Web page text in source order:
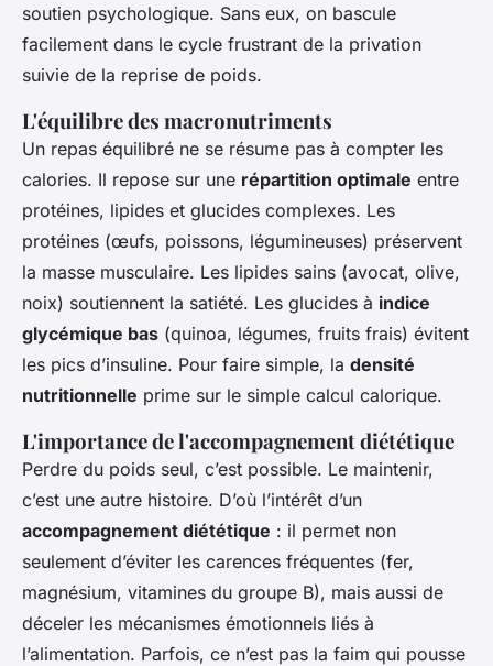
soutien psychologique. Sans eux, on bascule
facilement dans le cycle frustrant de la privation
suivie de la reprise de poids.
L'équilibre des macronutriments
Un repas équilibré ne se résume pas à compter les
calories. Il repose sur une répartition optimale entre
protéines, lipides et glucides complexes. Les
protéines (œufs, poissons, légumineuses) préservent
la masse musculaire. Les lipides sains (avocat, olive,
noix) soutiennent la satiété. Les glucides à indice
glycémique bas (quinoa, légumes, fruits frais) évitent
les pics d’insuline. Pour faire simple, la densité
nutritionnelle prime sur le simple calcul calorique.
L'importance de l'accompagnement diététique
Perdre du poids seul, c’est possible. Le maintenir,
c’est une autre histoire. D’où l’intérêt d’un
accompagnement diététique : il permet non
seulement d’éviter les carences fréquentes (fer,
magnésium, vitamines du groupe B), mais aussi de
déceler les mécanismes émotionnels liés à
l’alimentation. Parfois, ce n’est pas la faim qui pousse